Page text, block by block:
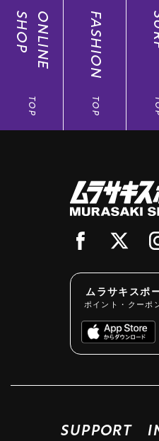
ONLINE
SHOP
TOP
FASHION
TOP
ムラサキスポ
ポイント・クーポ
SUPPORT